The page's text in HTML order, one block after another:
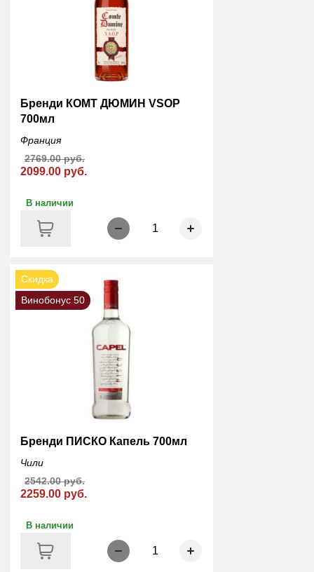
Бренди КОМТ ДЮМИН VSOP
700мл
Франция
2099.00 руб.
2769.00 руб.
В наличии
1
Скидка
Винобонус 50
Бренди ПИСКО Капель 700мл
Чили
2259.00 руб.
2542.00 руб.
В наличии
1